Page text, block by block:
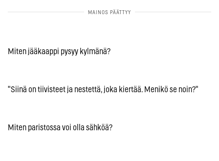
Miten jääkaappi pysyy kylmänä?
"Siinä on tiivisteet ja nestettä, joka kiertää. Menikö se noin?"
Miten paristossa voi olla sähköä?